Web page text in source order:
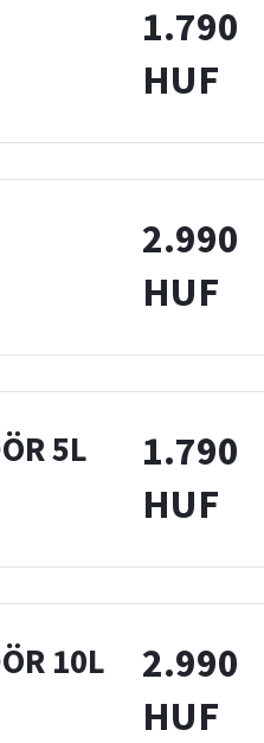
1.790
HUF
2.990
HUF
5L
1.790
HUF
10L
2.990
HUF